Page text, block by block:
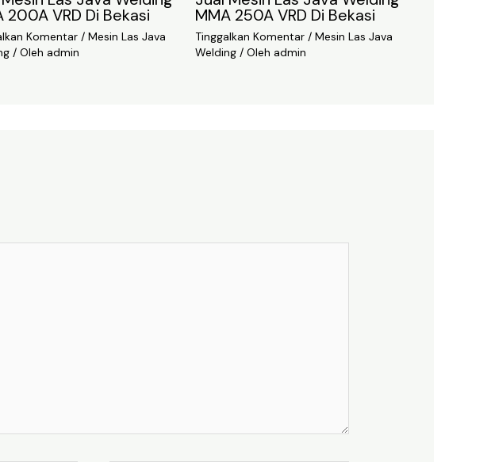
200A VRD Di Bekasi
Komentar / Mesin Las Java
/ Oleh admin
MMA 250A VRD Di Bekasi
Tinggalkan Komentar / Mesin Las Java
Welding/ Oleh admin